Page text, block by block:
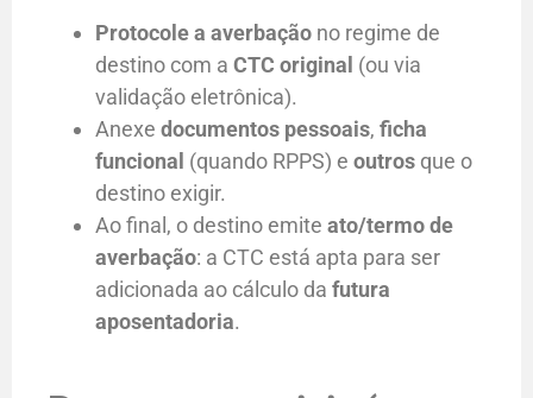
Protocole a averbação no regime de
destino com a CTC original (ou via
validação eletrônica).
Anexe documentos pessoais, ficha
funcional (quando RPPS) e outros que o
destino exigir.
Ao final, o destino emite ato/termo de
averbação: a CTC está apta para ser
adicionada ao cálculo da futura
aposentadoria.